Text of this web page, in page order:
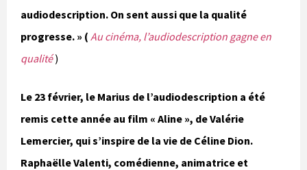
audiodescription. On sent aussi que la qualité
progresse. » ( Au cinéma, l’audiodescription gagne en
qualité)
Le 23 février, le Marius de l’audiodescription a été
remis cette année au film « Aline », de Valérie
Lemercier, qui s’inspire de la vie de Céline Dion.
Raphaëlle Valenti, comédienne, animatrice et